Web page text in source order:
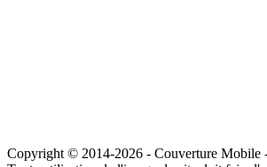
Copyright © 2014-2026 - Couverture Mobile